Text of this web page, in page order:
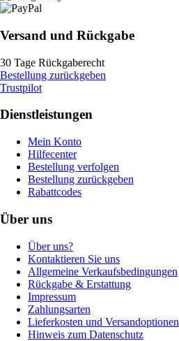
Versand und Rückgabe
30 Tage Rückgaberecht
Bestellung zurückgeben
Trustpilot
Dienstleistungen
Mein Konto
Hilfecenter
Bestellung verfolgen
Bestellung zurückgeben
Rabattcodes
Über uns
Über uns?
Kontaktieren Sie uns
Allgemeine Verkaufsbedingungen
Rückgabe & Erstattung
Impressum
Zahlungsarten
Lieferkosten und Versandoptionen
Hinweis zum Datenschutz